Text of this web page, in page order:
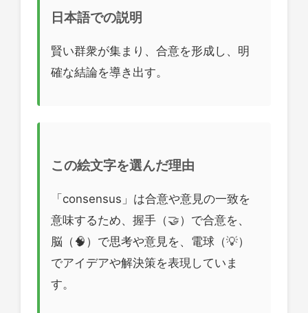
日本語での説明
賢い群衆が集まり、合意を形成し、明
確な結論を導き出す。
この絵文字を選んだ理由
「consensus」は合意や意見の一致を
意味するため、握手（🤝）で合意を、
脳（🧠）で思考や意見を、電球（💡）
でアイデアや解決策を表現していま
す。